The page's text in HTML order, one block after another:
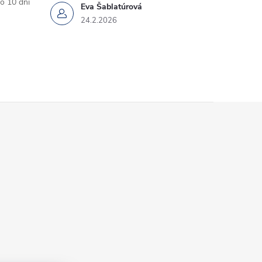
Eva Šablatúrová
24.2.2026